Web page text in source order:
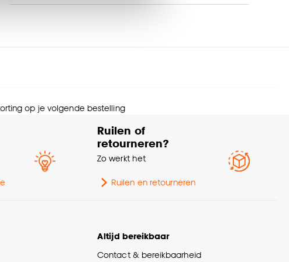
wel of niet te
Enkele plooi, Dubele plooi
Voering Voering niet mogelijk
Plooigordijn, Retourplooi
op je volgende bestelling
Ruilen of
retourneren?
Zo werkt het
Ruilen en retourneren
Altijd bereikbaar
Contact & bereikbaarheid